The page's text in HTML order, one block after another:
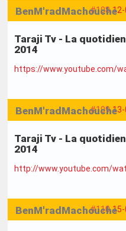
#108
BenM'radMachouche
Taraji Tv - La
2014
https://www.youtube.com/
#109
BenM'radMachouche
Taraji Tv - La
2014
http://www.youtube.com/
#110
BenM'radMachouche